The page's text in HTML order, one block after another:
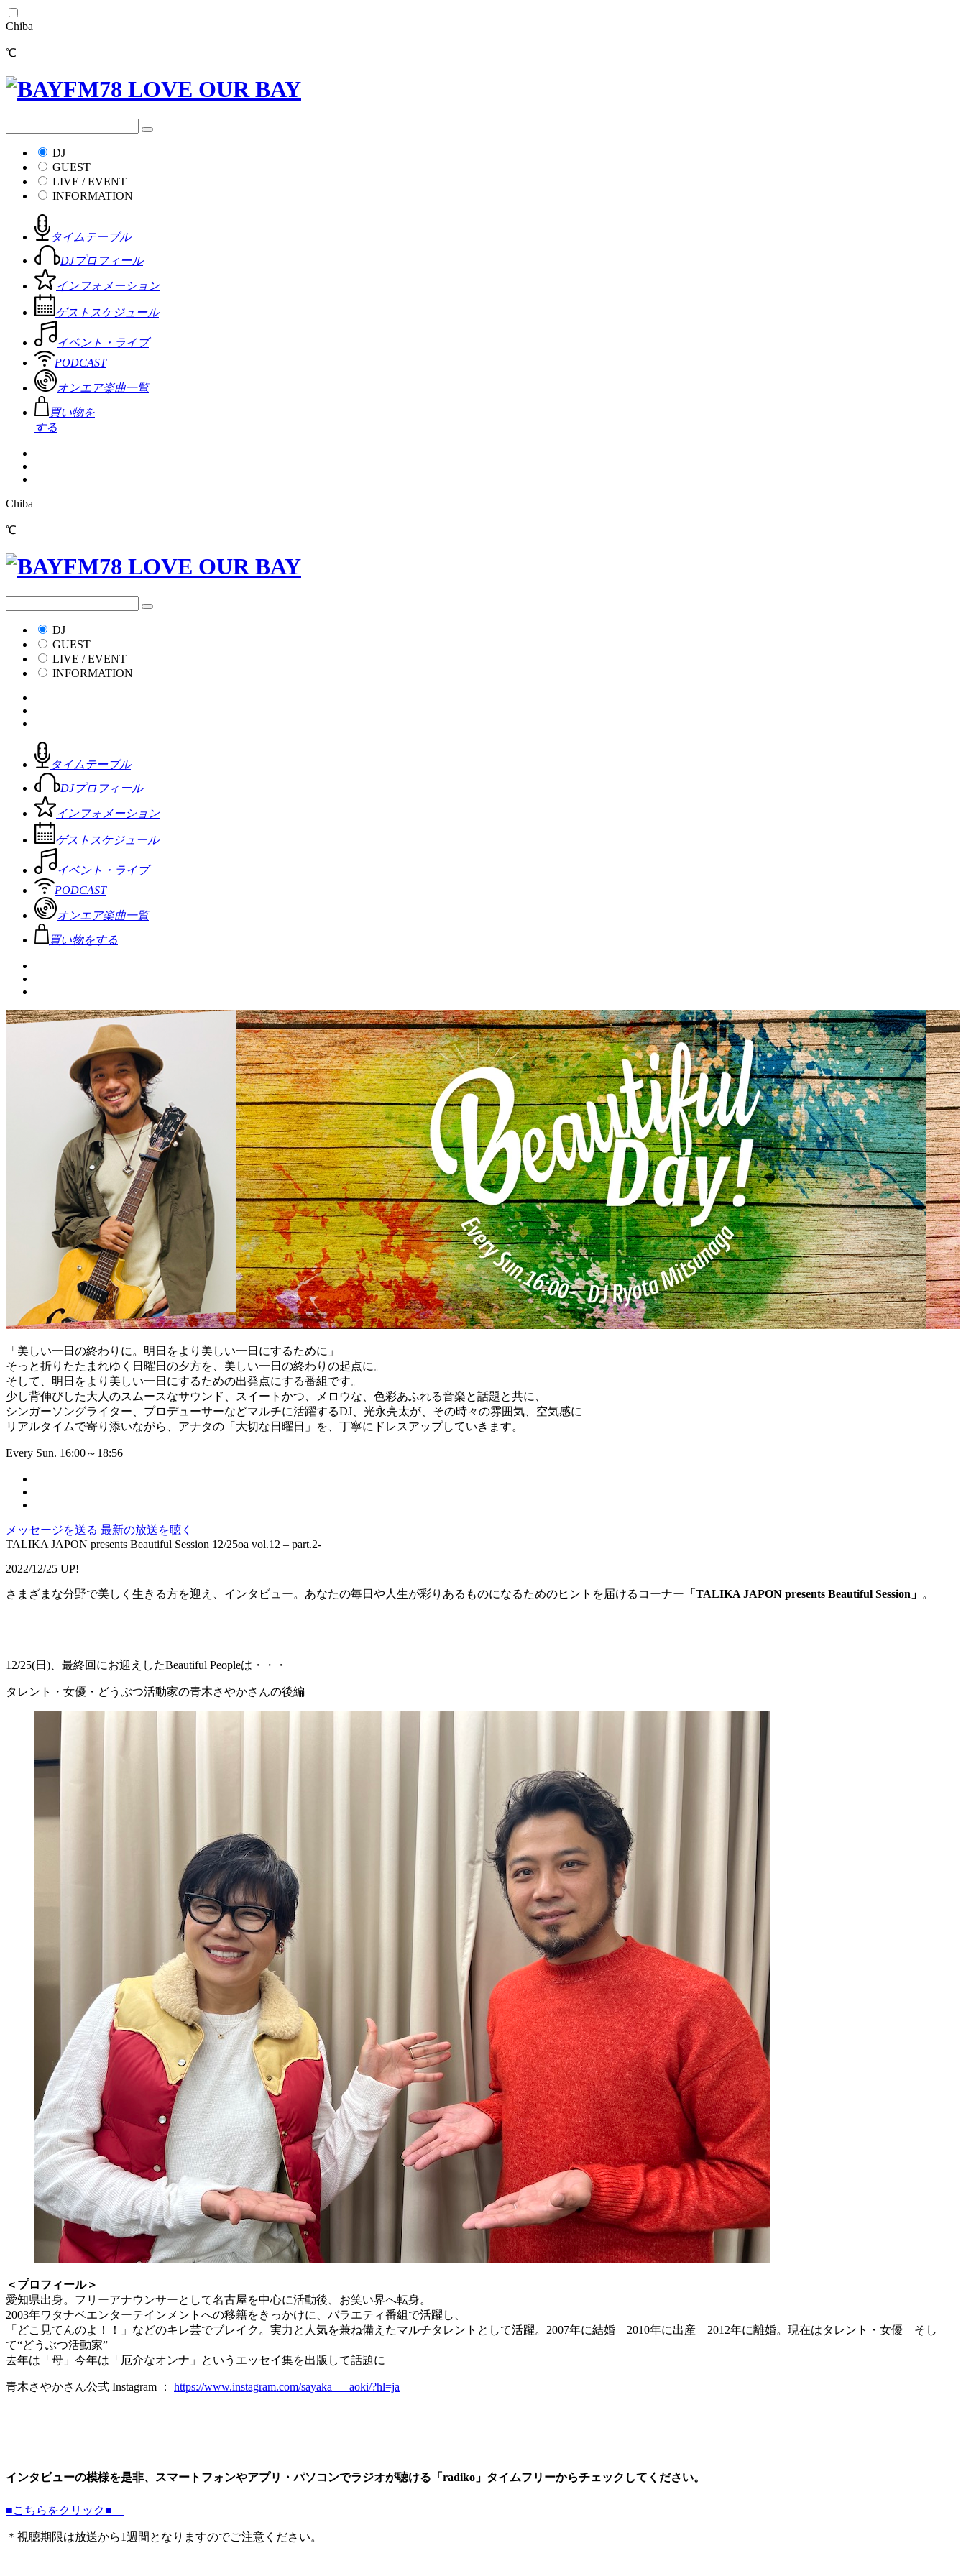
Chiba
℃
DJ
GUEST
LIVE / EVENT
INFORMATION
タイムテーブル
DJプロフィール
インフォメーション
ゲストスケジュール
イベント・ライブ
PODCAST
オンエア楽曲一覧
買い物を
する
Chiba
℃
DJ
GUEST
LIVE / EVENT
INFORMATION
タイムテーブル
DJプロフィール
インフォメーション
ゲストスケジュール
イベント・ライブ
PODCAST
オンエア楽曲一覧
買い物をする
「美しい一日の終わりに。明日をより美しい一日にするために」
そっと折りたたまれゆく日曜日の夕方を、美しい一日の終わりの起点に。
そして、明日をより美しい一日にするための出発点にする番組です。
少し背伸びした大人のスムースなサウンド、スイートかつ、メロウな、色彩あふれる音楽と話題と共に、
シンガーソングライター、プロデューサーなどマルチに活躍するDJ、光永亮太が、その時々の雰囲気、空気感に
リアルタイムで寄り添いながら、アナタの「大切な日曜日」を、丁寧にドレスアップしていきます。
Every Sun. 16:00～18:56
メッセージを送る 最新の放送を聴く
TALIKA JAPON presents Beautiful Session 12/25oa vol.12 – part.2-
2022/12/25 UP!
さまざまな分野で美しく生きる方を迎え、インタビュー。あなたの毎日や人生が彩りあるものになるためのヒントを届けるコーナー 「TALIKA JAPON presents Beautiful Session」 。
12/25(日)、最終回にお迎えしたBeautiful Peopleは・・・
タレント・女優・どうぶつ活動家の青木さやかさんの後編
＜プロフィール＞
愛知県出身。フリーアナウンサーとして名古屋を中心に活動後、お笑い界へ転身。
2003年ワタナベエンターテインメントへの移籍をきっかけに、バラエティ番組で活躍し、
「どこ見てんのよ！！」などのキレ芸でブレイク。実力と人気を兼ね備えたマルチタレントとして活躍。2007年に結婚 2010年に出産 2012年に離婚。現在はタレント・女優 そし
て“どうぶつ活動家”
去年は「母」今年は「厄介なオンナ」というエッセイ集を出版して話題に
青木さやかさん公式 Instagram ： https://www.instagram.com/sayaka___aoki/?hl=ja
インタビューの模様を是非、スマートフォンやアプリ・パソコンでラジオが聴ける「radiko」タイムフリーからチェックしてください。
■こちらをクリック■
＊視聴期限は放送から1週間となりますのでご注意ください。